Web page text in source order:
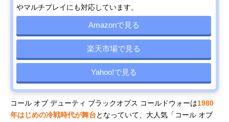
やマルチプレイにも対応しています。
Amazonで見る
楽天市場で見る
Yahoo!で見る
コール オブ デューティ ブラックオプス コールドウォーは1980
年はじめの冷戦時代が舞台となっていて、大人気「コール オブ